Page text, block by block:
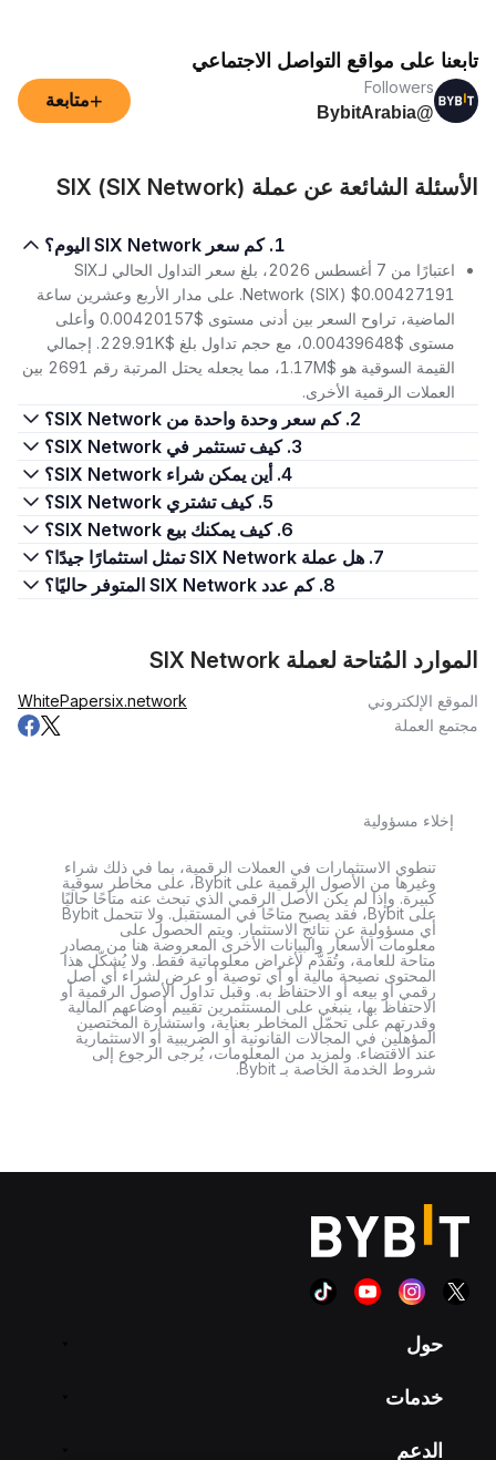
تابعنا على مواقع التواصل الاجتماعي
Followers
@BybitArabia
+متابعة
الأسئلة الشائعة عن عملة SIX (SIX Network)
1. كم سعر SIX Network اليوم؟
اعتبارًا من 7 أغسطس 2026، بلغ سعر التداول الحالي لـSIX
Network (SIX) $0.00427191. على مدار الأربع وعشرين ساعة
الماضية، تراوح السعر بين أدنى مستوى $0.00420157 وأعلى
مستوى $0.00439648، مع حجم تداول بلغ $229.91K. إجمالي
القيمة السوقية هو $1.17M، مما يجعله يحتل المرتبة رقم 2691 بين
العملات الرقمية الأخرى.
2. كم سعر وحدة واحدة من SIX Network؟
3. كيف تستثمر في SIX Network؟
4. أين يمكن شراء SIX Network؟
5. كيف تشتري SIX Network؟
6. كيف يمكنك بيع SIX Network؟
7. هل عملة SIX Network تمثل استثمارًا جيدًا؟
8. كم عدد SIX Network المتوفر حاليًا؟
الموارد المُتاحة لعملة SIX Network
الموقع الإلكتروني six.network
WhitePaper
مجتمع العملة
إخلاء مسؤولية
تنطوي الاستثمارات في العملات الرقمية، بما في ذلك شراء
وغيرها من الأصول الرقمية على Bybit، على مخاطر سوقية
كبيرة. وإذا لم يكن الأصل الرقمي الذي تبحث عنه متاحًا حاليًا
على Bybit، فقد يصبح متاحًا في المستقبل. ولا تتحمل Bybit
أي مسؤولية عن نتائج الاستثمار. ويتم الحصول على
معلومات الأسعار والبيانات الأخرى المعروضة هنا من مصادر
متاحة للعامة، وتُقدَّم لأغراض معلوماتية فقط. ولا يُشكّل هذا
المحتوى نصيحة مالية أو أي توصية أو عرض لشراء أي أصل
رقمي أو بيعه أو الاحتفاظ به. وقبل تداول الأصول الرقمية أو
الاحتفاظ بها، ينبغي على المستثمرين تقييم أوضاعهم المالية
وقدرتهم على تحمّل المخاطر بعناية، واستشارة المختصين
المؤهلين في المجالات القانونية أو الضريبية أو الاستثمارية
عند الاقتضاء. ولمزيد من المعلومات، يُرجى الرجوع إلى
شروط الخدمة الخاصة بـ Bybit.
حول
خدمات
الدعم